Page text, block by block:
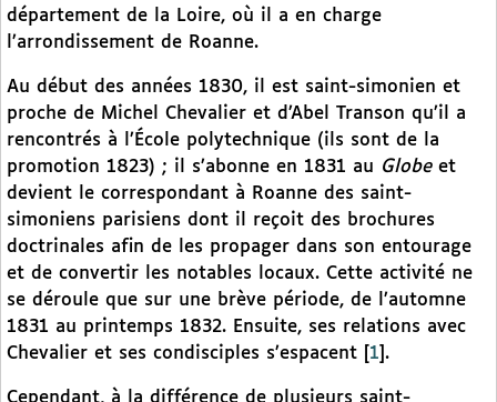
département de la Loire, où il a en charge
l’arrondissement de Roanne.
Au début des années 1830, il est saint-simonien et
proche de Michel Chevalier et d’Abel Transon qu’il a
rencontrés à l’École polytechnique (ils sont de la
promotion 1823) ; il s’abonne en 1831 au Globeet
devient le correspondant à Roanne des saint-
simoniens parisiens dont il reçoit des brochures
doctrinales afin de les propager dans son entourage
et de convertir les notables locaux. Cette activité ne
se déroule que sur une brève période, de l’automne
1831 au printemps 1832. Ensuite, ses relations avec
Chevalier et ses condisciples s’espacent
1 .